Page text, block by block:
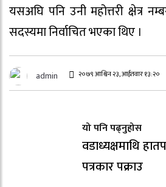
यसअघि पनि उनी महोत्तरी क्षेत्र
सदस्यमा निर्वाचित भएका थिए ।
admin २०७९ आश्विन २३, आईतवार १३:२०
यो पनि पढ्नुहोस
वडाध्यक्षमाथि
पत्रकार पक्राउ